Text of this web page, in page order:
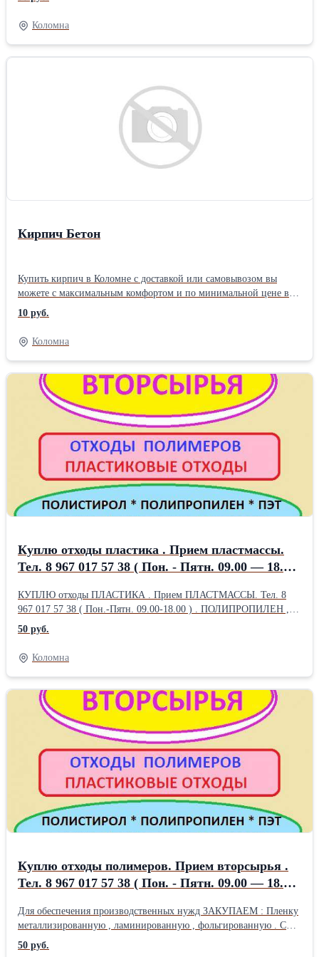
Отходы полипропилена : пленку , дробленку , лом , изделия (
флаконы , банки , крышки , мебель и т. д. ) . Отходы
полипропилена . Изделия из полипропилена ( ведра , поддоны )
. Брак , производственные отходы , неликвиды . Цвет любой .
ЗАО . Предложения принимаем по тел. : 8 8 967 017 57 38 (
пон.-пятн. 09.00-18.00 ) ( подкл. WhatsApp и Viber ) Е-mail : tbo-
Коломна
Кирпич Бетон
Купить кирпич в Коломне с доставкой или самовывозом вы
можете с максимальным комфортом и по минимальной цене в
нашей компании «Кирпич Бетон» - Ваш надежный партнер. Мы
продаем кирпич с доставкой. Предлагается карасевский кирпич,
гололобовский кирпич и фруктовский/горковский кирпич марки
М 100, М 125, М 150. Доставка кирпича - Коломна,
Коломенский район и ближайшие города - Воскресенск,
Егорьевск, Луховицы, Рязань, Зарайск. 8-800-222-24-96 (звонок
бесплатный) +7 (925) 171-70-46 "+7 (916) 334-64-66" г. Коломна,
Московская область, ул. Огородная, д. 85
10 руб.
Коломна
Куплю отходы пластика . Прием пластмассы.
Тел. 8 967 017 57 38 ( Пон. - Пятн. 09.00 — 18.00
закупочные цены. Постоянная потребность.
КУПЛЮ отходы ПЛАСТИКА . Прием ПЛАСТМАССЫ. Тел. 8
967 017 57 38 ( Пон.-Пятн. 09.00-18.00 ) . ПОЛИПРОПИЛЕН ,
ПОЛИСТИРОЛ , ПЭТ , отходы ПЛЕНКИ . ВЫСОКИЕ
закупочные ЦЕНЫ. Для обеспечения производственных нужд
ЗАКУПАЕМ : Пленку металлизированную , ламинированную ,
фольгированную . С флексопечатью , пакеты, обрезь ,
кипованную , в роликах. Отходы полипропилена : пленку ,
дробленку , лом , изделия ( флаконы , банки , крышки , мебель и
т. д. ) . Отходы полистирола ( УПМ , УПС ) : вырубку , высечку,
лист, обрезь , изделия. Цвет любой. Отходы ПЭТ : вырубку ,
высечку , лист , изделия . Цвет любой. Материалы требующие
мойки , сортировки , переборки и т. п. - не предлагать ! ! !
Работаем только с юр.лицами : ИП , ООО , ЗАО . Предложения
принимаем по тел. : 8 967 017 57 38 ( пон.-пятн. 09.00-18.00 ) (
подкл. WhatsApp и Viber ) Е-mail : tbo-snab@mail.ru .
50 руб.
Коломна
Куплю отходы полимеров. Прием вторсырья .
Тел. 8 967 017 57 38 ( Пон. - Пятн. 09.00 — 18.00
закупочные цены. Постоянная потребность.
Для обеспечения производственных нужд ЗАКУПАЕМ : Пленку
металлизированную , ламинированную , фольгированную . С
флексопечатью , пакеты, обрезь , кипованную , в роликах.
Отходы полипропилена : пленку , дробленку , лом , изделия (
50 руб.